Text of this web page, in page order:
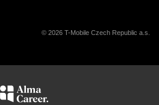
© 2026 T-Mobile Czech Republic a.s.